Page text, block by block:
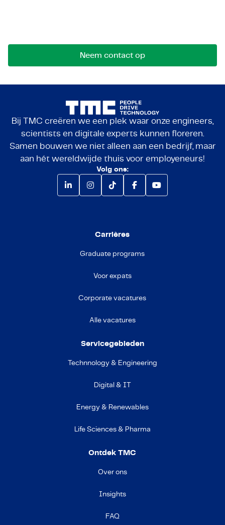
Neem contact op
Bij TMC creëren we een plek waar onze engineers,
scientists en digitale experts kunnen floreren.
Samen bouwen we niet alleen aan een bedrijf, maar
aan hét wereldwijde thuis voor employeneurs!
Volg ons:
Carrières
Graduate programs
Voor expats
Corporate vacatures
Alle vacatures
Servicegebieden
Technnology & Engineering
Digital & IT
Energy & Renewables
Life Sciences & Pharma
Ontdek TMC
Over ons
Insights
FAQ